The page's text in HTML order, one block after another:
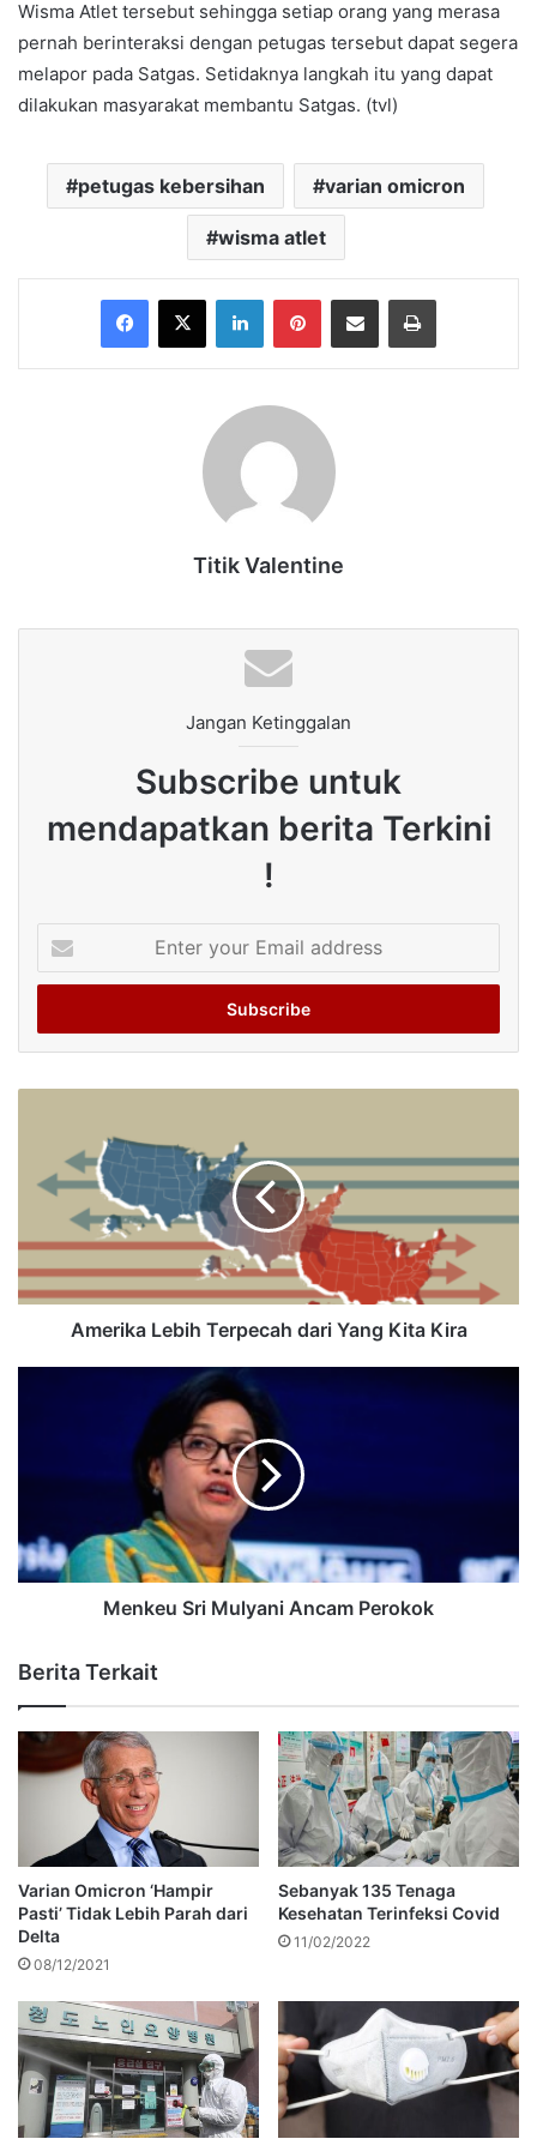
Wisma Atlet tersebut sehingga setiap orang yang merasa
pernah berinteraksi dengan petugas tersebut dapat segera
melapor pada Satgas. Setidaknya langkah itu yang dapat
dilakukan masyarakat membantu Satgas. (tvl)
petugas kebersihan varian omicron
wisma atlet
Facebook
X LinkedInPinterestShare via Email Print
Titik Valentine
Jangan Ketinggalan
Subscribe untuk
mendapatkan berita Terkini
!
your
Email
Amerika Lebih Terpecah dari Yang Kita Kira
Menkeu Sri Mulyani Ancam Perokok
Berita Terkait
Varian Omicron ‘Hampir
Pasti’ Tidak Lebih Parah dari
Delta
08/12/2021
Sebanyak 135 Tenaga
Kesehatan Terinfeksi Covid
11/02/2022